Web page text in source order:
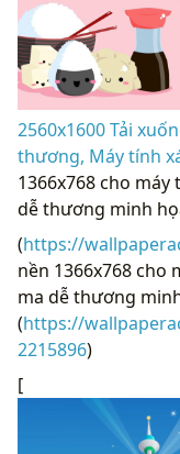
2560x1600 Tải
thương, Máy tính
1366x768 cho
dễ thương minh
(https://
nền 1366x768 cho
ma dễ thương
(https://
2215896)
[